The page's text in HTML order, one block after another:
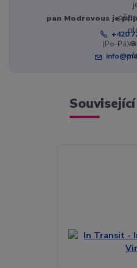
pan Modrovous je
+420
(Po-Pá, 8